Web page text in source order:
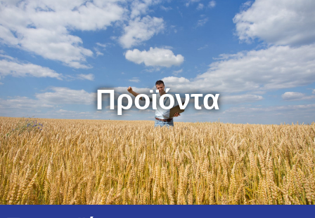
Προϊόντα